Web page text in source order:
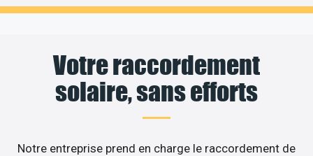
Votre raccordement
solaire, sans efforts
Notre entreprise prend en charge le raccordement de